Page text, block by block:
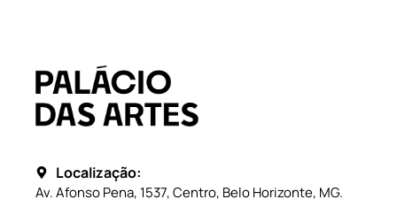
Localização:
Av. Afonso Pena, 1537, Centro, Belo Horizonte, MG.